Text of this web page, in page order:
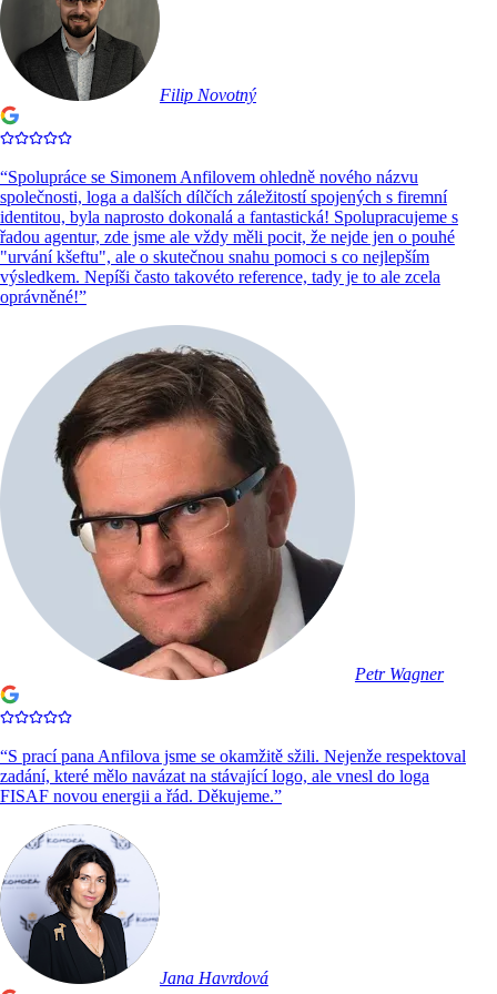
Filip Novotný
Spolupráce se Simonem Anfilovem ohledně nového názvu
loga a dalších dílčích záležitostí spojených s firemní
byla naprosto dokonalá a fantastická! Spolupracujeme s
agentur, zde jsme ale vždy měli pocit, že nejde jen o pouhé
kšeftu", ale o skutečnou snahu pomoci s co nejlepším
Nepíši často takovéto reference, tady je to ale zcela
”
Petr Wagner
S prací pana Anfilova jsme se okamžitě sžili. Nejenže respektoval
které mělo navázat na stávající logo, ale vnesl do loga
novou energii a řád. Děkujeme.”
Jana Havrdová